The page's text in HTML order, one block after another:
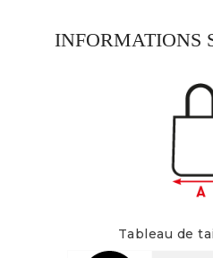
INFORMATIONS
Tableau de